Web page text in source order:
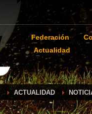
Federación
Actualidad
ACTUALIDAD